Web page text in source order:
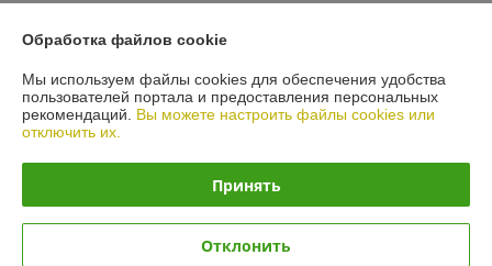
Показать все отзывы
О нас
Контакты
Доставка и оплата
График работы
Обработка файлов cookie
Мы используем файлы cookies для обеспечения удобства
пользователей портала и предоставления персональных
рекомендаций. Вы можете настроить файлы cookies или
отключить их.
Принять
Отклонить